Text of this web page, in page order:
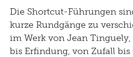
Die Shortcut-Führungen
kurze Rundgänge zu
im Werk von Jean
bis Erfindung, von Zufall bis